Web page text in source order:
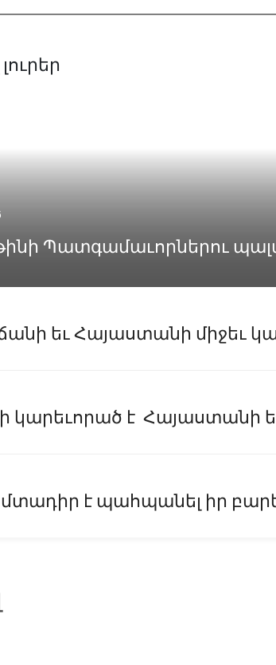
Պատգամաւորներու
եւ Հայաստանի միջեւ
կարեւորած է Հայաստանի
է պահպանել իր